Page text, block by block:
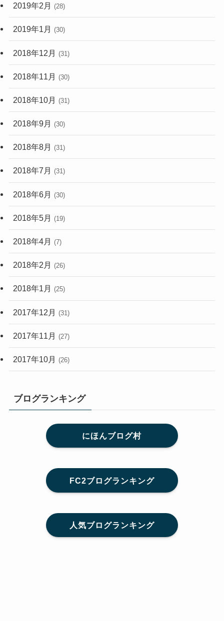
2019年2月 (28)
2019年1月 (30)
2018年12月 (31)
2018年11月 (30)
2018年10月 (31)
2018年9月 (30)
2018年8月 (31)
2018年7月 (31)
2018年6月 (30)
2018年5月 (19)
2018年4月 (7)
2018年2月 (26)
2018年1月 (25)
2017年12月 (31)
2017年11月 (27)
2017年10月 (26)
ブログランキング
にほんブログ村
FC2ブログランキング
人気ブログランキング